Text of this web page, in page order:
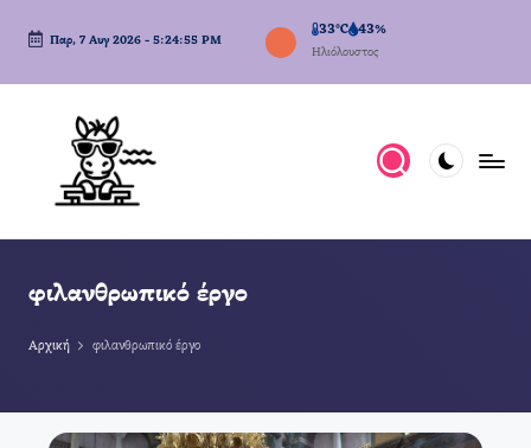
Μετάβαση
σε
περιεχόμενο
Παρ, 7 Αυγ 2026- 5:24:56 PM
33°C 43%
Ηλιόλουστος
φιλανθρωπικό έργο
Αρχική φιλανθρωπικό έργο